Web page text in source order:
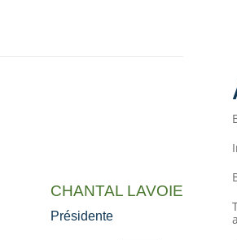
CHANTAL LAVOIE
Présidente